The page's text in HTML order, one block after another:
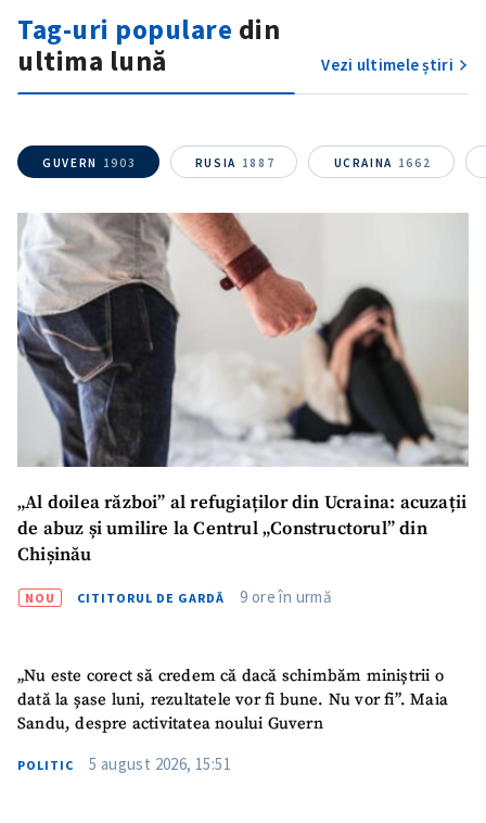
Tag-uri populare din
ultima lună
Vezi ultimele știri
GUVERN 1903 RUSIA 1887 UCRAINA 1662
„Al doilea război” al refugiaților din Ucraina: acuzații
de abuz și umilire la Centrul „Constructorul” din
Chișinău
NOU CITITORUL DE GARDĂ 9 ore în urmă
„Nu este corect să credem că dacă schimbăm miniștrii o
dată la șase luni, rezultatele vor fi bune. Nu vor fi”. Maia
Sandu, despre activitatea noului Guvern
POLITIC 5 august 2026, 15:51
ȘTIREA MEA
Fotografie
+ Încarcă imagine
Mesajul știrei
+ Mesajul știrei
CONTACT SURSĂ
Sursă anonimă
Nume
Email+ Emailul meu
Telefon
+ Telefon personal
acord cupolitica de
confidențialitate